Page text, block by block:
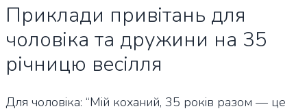
Приклади привітань для
чоловіка та дружини на 35
річницю весілля
Для чоловіка: “Мій коханий, 35 років разом — це